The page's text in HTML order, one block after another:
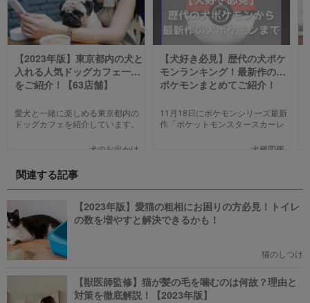
【2023年版】東京都内の犬と
入れる人気ドッグカフェ一覧
をご紹介！【63店舗】
愛犬と一緒に楽しめる東京都内の
ドッグカフェを紹介しています。
のついでに立ち寄るのにピッタリ
訪れたくなる魅力的で新しいカフ
ェで愛犬と一緒にまったり過ごし
ましょう！
犬のお出かけ
【犬好き必見】歴代の犬ポケ
モンランキング！最新作の犬
ポケモンまとめてご紹介！
11月18日にポケモンシリーズ最新
作「ポケットモンスタースカーレ
オレット」が世界同時発売しまし
った方も、可愛くてかっこいい犬
モチーフのポケモンにメロメロに
なっちゃうかも。
犬種図鑑
関連する記事
【2023年版】愛猫の粗相にお困りの方必見！トイレ
の数を増やすと解決できるかも！
猫のしつけ
【獣医師監修】猫が髪の毛を噛むのは何故？理由と
対策を徹底解説！【2023年版】